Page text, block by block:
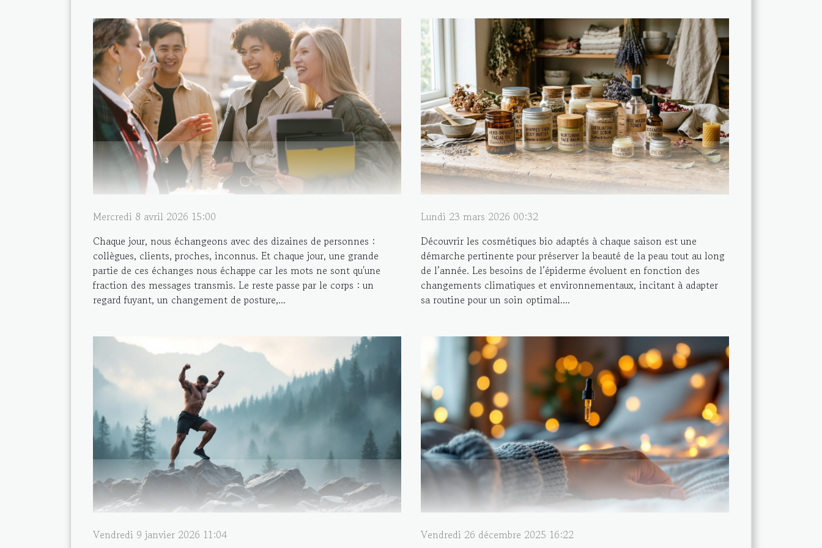
Mercredi 8 avril 2026 15:00
Chaque jour, nous échangeons avec des dizaines de personnes :
collègues, clients, proches, inconnus. Et chaque jour, une grande
partie de ces échanges nous échappe car les mots ne sont qu'une
fraction des messages transmis. Le reste passe par le corps : un
regard fuyant, un changement de posture,...
Lundi 23 mars 2026 00:32
Découvrir les cosmétiques bio adaptés à chaque saison est une
démarche pertinente pour préserver la beauté de la peau tout au long
de l’année. Les besoins de l’épiderme évoluent en fonction des
changements climatiques et environnementaux, incitant à adapter
sa routine pour un soin optimal....
Vendredi 9 janvier 2026 11:04 Vendredi 26 décembre 2025 16:22